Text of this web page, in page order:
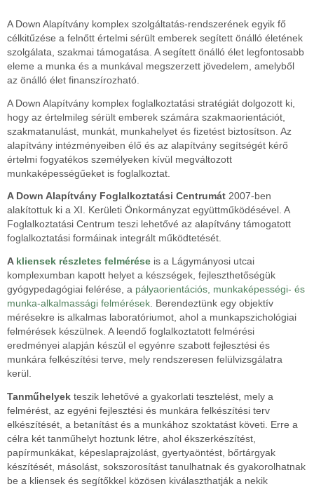
A Down Alapítvány komplex szolgáltatás-rendszerének egyik fő
célkitűzése a felnőtt értelmi sérült emberek segített önálló életének
szolgálata, szakmai támogatása. A segített önálló élet legfontosabb
eleme a munka és a munkával megszerzett jövedelem, amelyből
az önálló élet finanszírozható.
A Down Alapítvány komplex foglalkoztatási stratégiát dolgozott ki,
hogy az értelmileg sérült emberek számára szakmaorientációt,
szakmatanulást, munkát, munkahelyet és fizetést biztosítson. Az
alapítvány intézményeiben élő és az alapítvány segítségét kérő
értelmi fogyatékos személyeken kívül megváltozott
munkaképességűeket is foglalkoztat.
A Down Alapítvány Foglalkoztatási Centrumát 2007-ben
alakítottuk ki a XI. Kerületi Önkormányzat együttműködésével. A
Foglalkoztatási Centrum teszi lehetővé az alapítvány támogatott
foglalkoztatási formáinak integrált működtetését.
A kliensek részletes felmérése is a Lágymányosi utcai
komplexumban kapott helyet a készségek, fejleszthetőségük
gyógypedagógiai felérése, a pályaorientációs, munkaképességi- és
munka-alkalmassági felmérések . Berendeztünk egy objektív
mérésekre is alkalmas laboratóriumot, ahol a munkapszichológiai
felmérések készülnek. A leendő foglalkoztatott felmérési
eredményei alapján készül el egyénre szabott fejlesztési és
munkára felkészítési terve, mely rendszeresen felülvizsgálatra
kerül.
Tanműhelyek teszik lehetővé a gyakorlati tesztelést, mely a
felmérést, az egyéni fejlesztési és munkára felkészítési terv
elkészítését, a betanítást és a munkához szoktatást követi. Erre a
célra két tanműhelyt hoztunk létre, ahol ékszerkészítést,
papírmunkákat, képeslaprajzolást, gyertyaöntést, bőrtárgyak
készítését, másolást, sokszorosítást tanulhatnak és gyakorolhatnak
be a kliensek és segítőkkel közösen kiválaszthatják a nekik